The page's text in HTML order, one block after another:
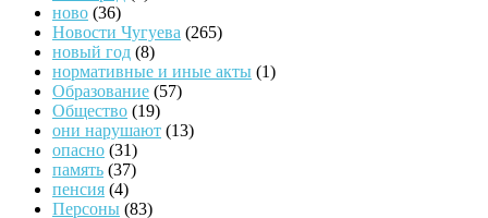
ново (36)
Новости Чугуева (265)
новый год (8)
нормативные и иные акты (1)
Образование (57)
Общество (19)
они нарушают (13)
опасно (31)
память (37)
пенсия (4)
Персоны (83)